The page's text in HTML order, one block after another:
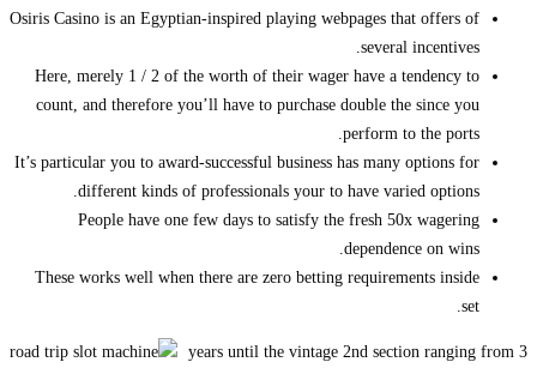
Osiris Casino is an Egyptian-inspired playing webpages that offers of
several incentives.
Here, merely 1 / 2 of the worth of their wager have a tendency to
count, and therefore you’ll have to purchase double the since you
perform to the ports.
It’s particular you to award-successful business has many options for
different kinds of professionals your to have varied options.
People have one few days to satisfy the fresh 50x wagering
dependence on wins.
These works well when there are zero betting requirements inside
set.
3 years until the vintage 2nd section ranging from